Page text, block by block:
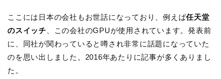
ここには日本の会社もお世話になっており、例えば任天堂
のスイッチ 、この会社のGPUが使用されています。発表前
に、同社が関わっていると噂され非常に話題になっていた
のを思い出しました。2016年あたりに記事が多くありまし
た。